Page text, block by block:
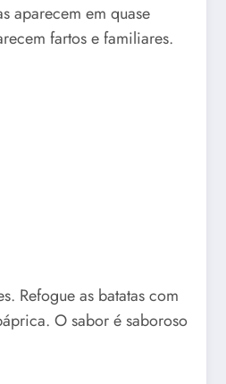
aparecem em quase
fartos e familiares.
Refogue as batatas com
O sabor é saboroso